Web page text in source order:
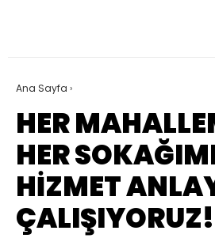
Ana Sayfa ›
HER
HER
HİZMET
ÇALIŞIYORUZ!